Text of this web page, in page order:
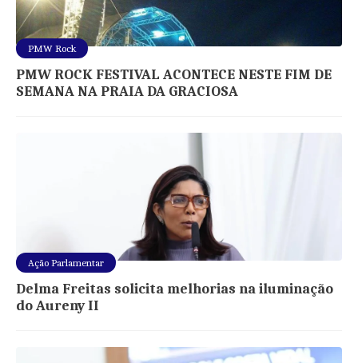
PMW Rock
PMW ROCK FESTIVAL ACONTECE NESTE FIM DE
SEMANA NA PRAIA DA GRACIOSA
Ação Parlamentar
Delma Freitas solicita melhorias na iluminação
do Aureny II